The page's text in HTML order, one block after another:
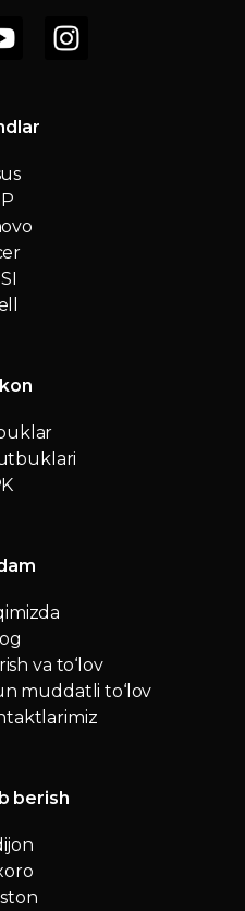
va to‘lov
muddatli to‘lov
berish